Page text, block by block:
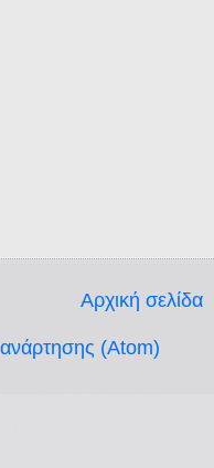
Αρχική σελίδα
(Atom)